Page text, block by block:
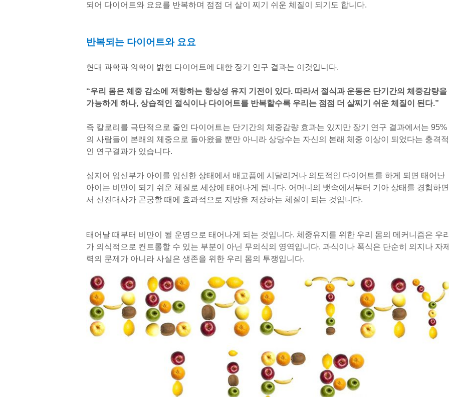
되어 다이어트와 요요를 반복하며 점점 더 살이 찌기 쉬운 체질이 되기도 합니다.
반복되는 다이어트와 요요
현대 과학과 의학이 밝힌 다이어트에 대한 장기 연구 결과는 이것입니다.
“우리 몸은 체중 감소에 저항하는 항상성 유지 기전이 있다. 따라서 절식과 운동은 단기간의 체중감량을
가능하게 하나, 상습적인 절식이나 다이어트를 반복할수록 우리는 점점 더 살찌기 쉬운 체질이 된다.”
즉 칼로리를 극단적으로 줄인 다이어트는 단기간의 체중감량 효과는 있지만 장기 연구 결과에서는 95%
의 사람들이 본래의 체중으로 돌아왔을 뿐만 아니라 상당수는 자신의 본래 체중 이상이 되었다는 충격적
인 연구결과가 있습니다.
심지어 임신부가 아이를 임신한 상태에서 배고픔에 시달리거나 의도적인 다이어트를 하게 되면 태어난
아이는 비만이 되기 쉬운 체질로 세상에 태어나게 됩니다. 어머니의 뱃속에서부터 기아 상태를 경험하면
서 신진대사가 곤궁할 때에 효과적으로 지방을 저장하는 체질이 되는 것입니다.
태어날 때부터 비만이 될 운명으로 태어나게 되는 것입니다. 체중유지를 위한 우리 몸의 메커니즘은 우
가 의식적으로 컨트롤할 수 있는 부분이 아닌 무의식의 영역입니다. 과식이나 폭식은 단순히 의지나 자
력의 문제가 아니라 사실은 생존을 위한 우리 몸의 투쟁입니다.